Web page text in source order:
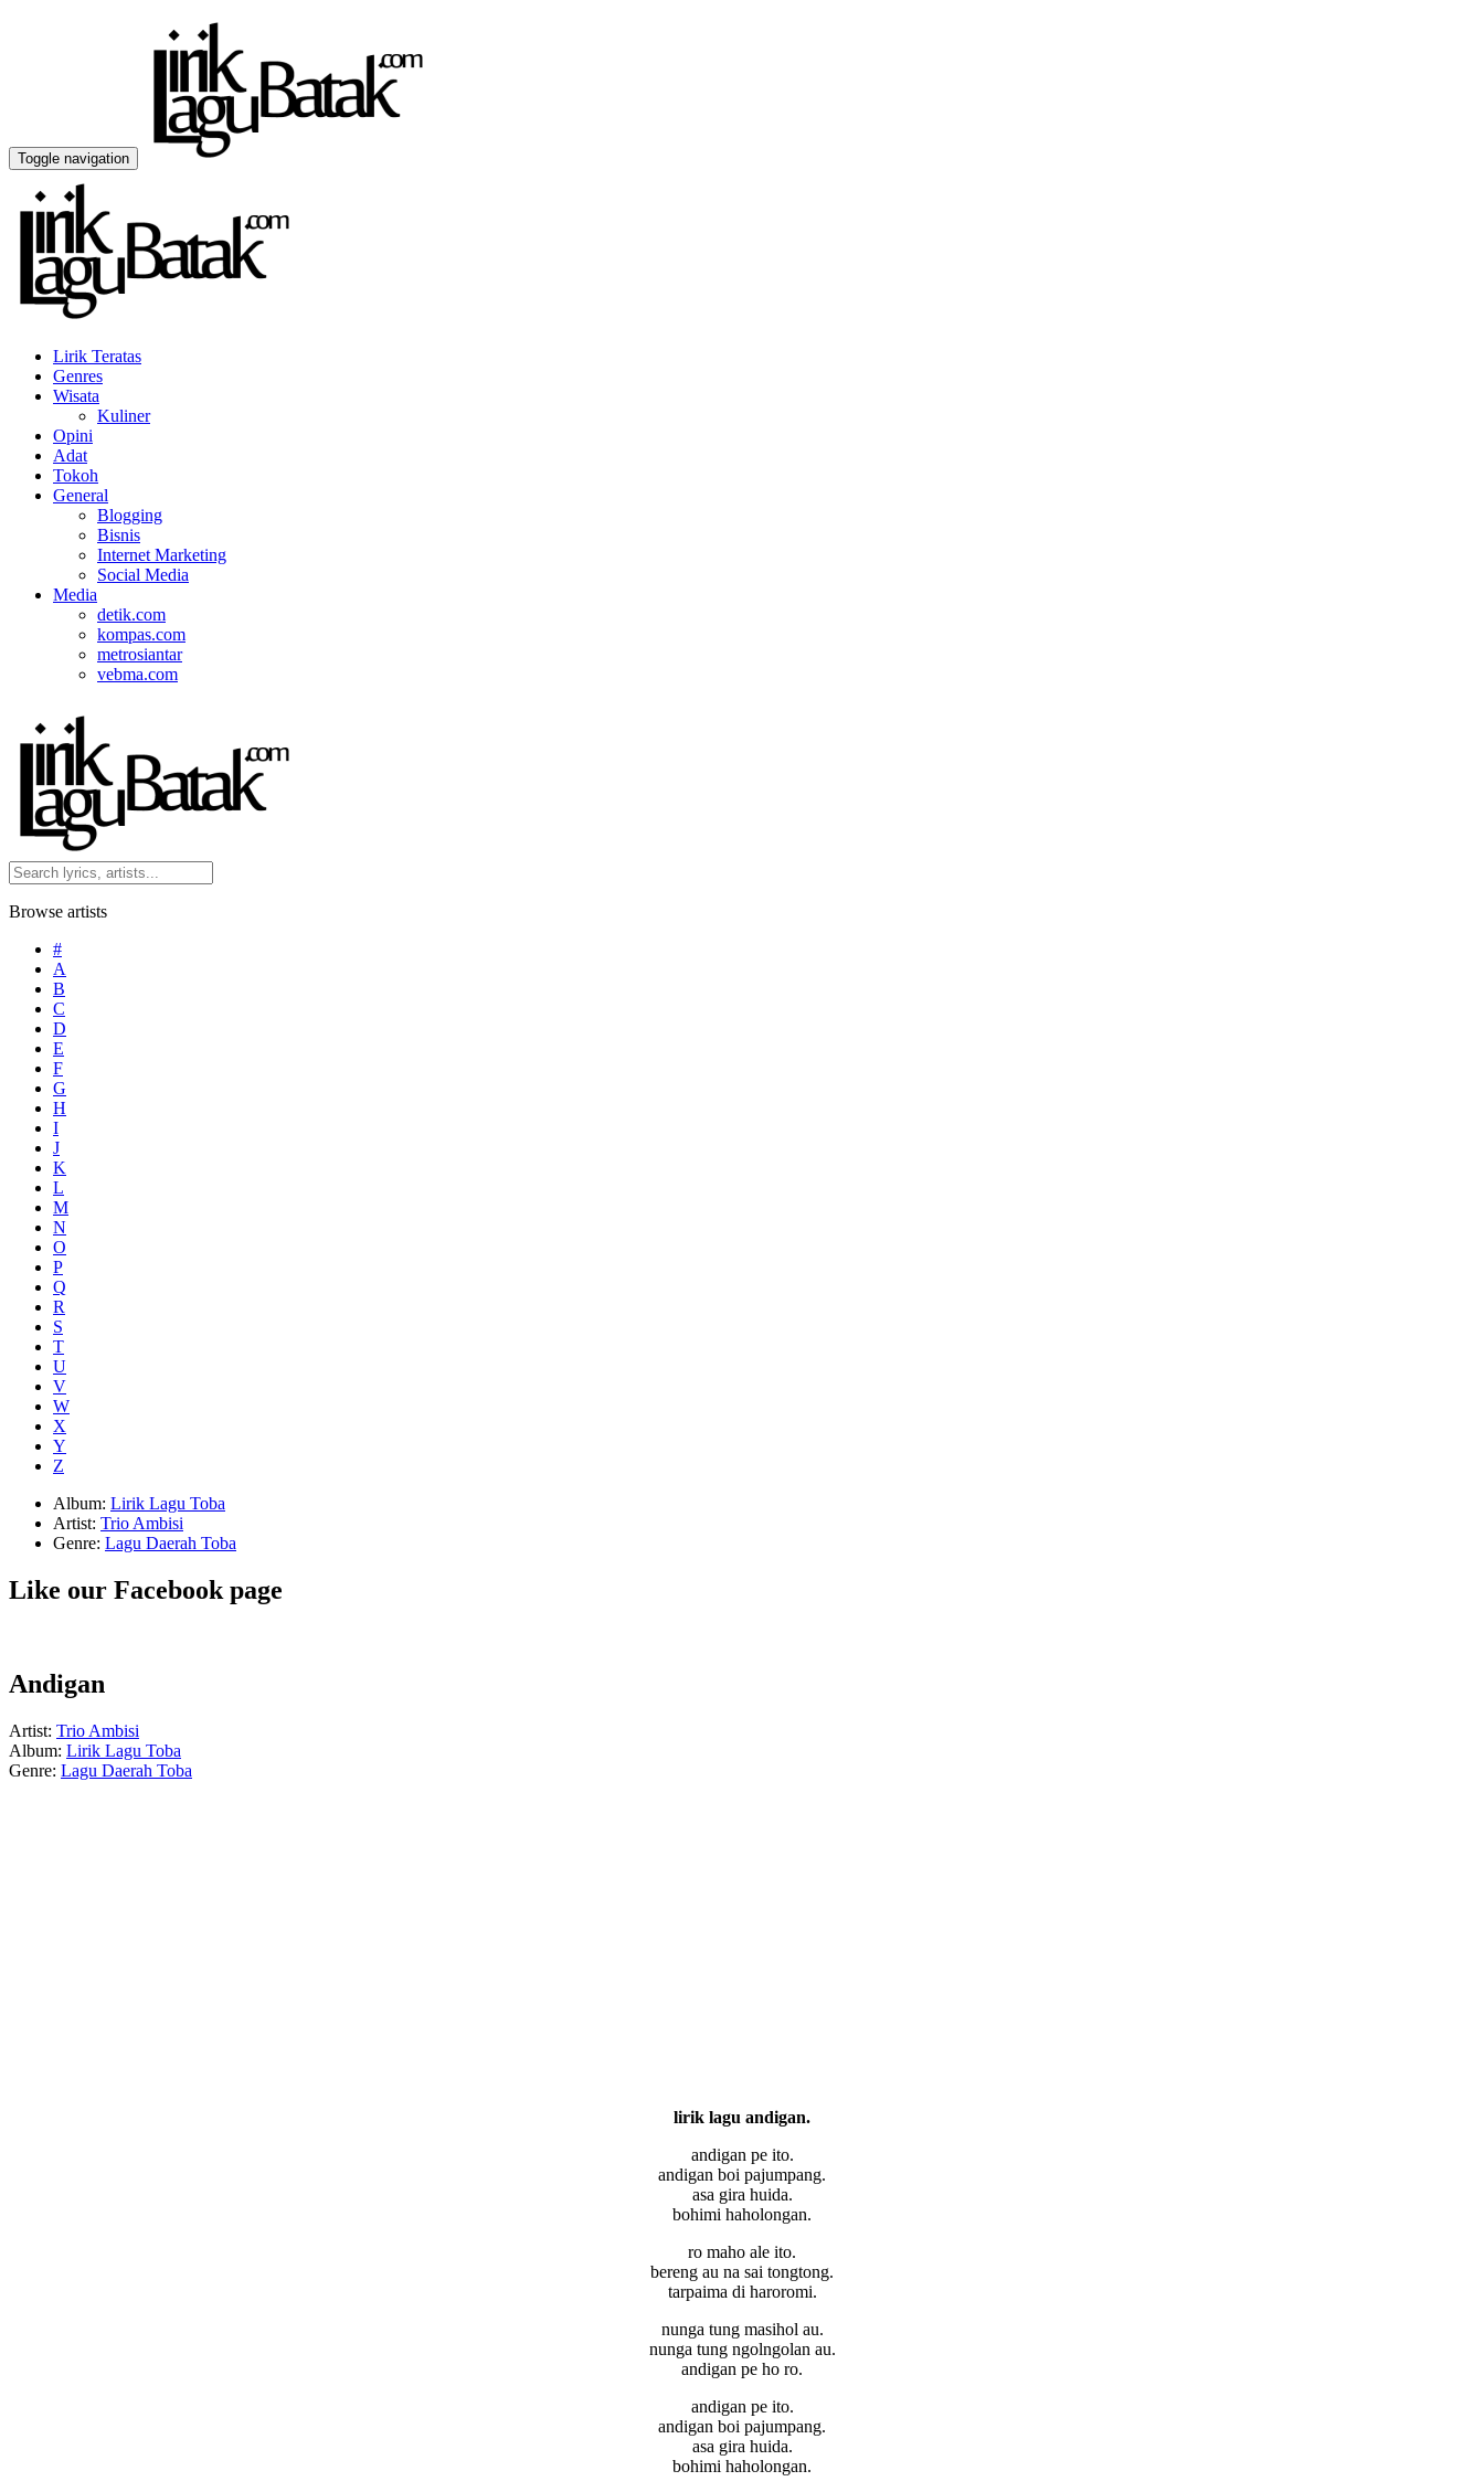
Toggle navigation
Lirik Teratas
Genres
Wisata
Kuliner
Opini
Adat
Tokoh
General
Blogging
Bisnis
Internet Marketing
Social Media
Media
detik.com
kompas.com
metrosiantar
vebma.com
Browse artists
#
A
B
C
D
E
F
G
H
I
J
K
L
M
N
O
P
Q
R
S
T
U
V
W
X
Y
Z
Album: Lirik Lagu Toba
Artist: Trio Ambisi
Genre: Lagu Daerah Toba
Like our Facebook page
Andigan
Artist: Trio Ambisi
Album: Lirik Lagu Toba
Genre: Lagu Daerah Toba
lirik lagu andigan.
andigan pe ito.
andigan boi pajumpang.
asa gira huida.
bohimi haholongan.
ro maho ale ito.
bereng au na sai tongtong.
tarpaima di haroromi.
nunga tung masihol au.
nunga tung ngolngolan au.
andigan pe ho ro.
andigan pe ito.
andigan boi pajumpang.
asa gira huida.
bohimi haholongan.